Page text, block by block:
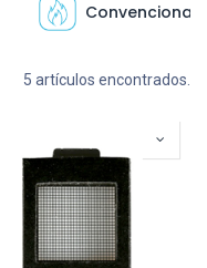
Convencional
5 artículos encontrados.